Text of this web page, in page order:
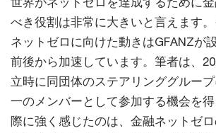
べき役割は非常に大きいと言えます
ネットゼロに向けた動きはGFANZが
前後から加速しています。筆者は、
立時に同団体のステアリンググルー
一のメンバーとして参加する機会を
際に強く感じたのは、金融ネットゼ